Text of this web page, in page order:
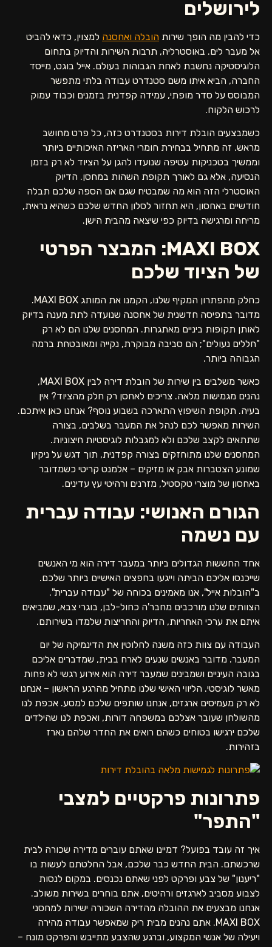
לירושלים
כדי להבין מה הופך שירות הובלה ואחסנה למצוין, כדאי להביט
אל מעבר לים. באוסטרליה, תרבות השירות והדיוק בתחום
הלוגיסטיקה נחשבת לאחת הגבוהות בעולם. אייל בוגט, מייסד
החברה, הביא איתו משם סטנדרט עבודה בלתי מתפשר
המבוסס על סדר מופתי, עמידה קפדנית בזמנים וכבוד עמוק
לרכוש הלקוח.
כשמבצעים הובלת דירות בסטנדרט כזה, כל פרט מחושב
מראש. זה מתחיל בבחירת חומרי האריזה האיכותיים ביותר
וממשיך בטכניקות עטיפה שנועדו להגן על הציוד לא רק בזמן
הנסיעה, אלא גם לאורך תקופת השהות במחסן. הדיוק
האוסטרלי הזה הוא מה שמבטיח שגם אם הספה שלכם תבלה
חודשיים באחסון, היא תחזור לסלון החדש שלכם כשהיא נראית,
מריחה ומרגישה בדיוק כפי שיצאה מהבית הישן.
MAXI BOX: המבצר הפרטי
של הציוד שלכם
כחלק מהפתרון המקיף שלנו, הקמנו את המותג MAXI BOX.
מדובר בתפיסה חדשנית של אחסנה שנועדה לתת מענה בדיוק
לאותן תקופות ביניים מאתגרות. המחסנים שלנו הם לא רק
"חללים נעולים"; הם סביבה מבוקרת, נקייה ומאובטחת ברמה
הגבוהה ביותר.
כאשר משלבים בין שירות של הובלת דירה לבין MAXI BOX,
נהנים מגמישות מלאה. צריכים לאחסן רק חלק מהציוד? אין
בעיה. תקופת השיפוץ התארכה בשבוע נוסף? אנחנו כאן איתכם.
השירות מאפשר לכם לנהל את המעבר בשלבים, בצורה
שתתאים לקצב שלכם ולא למגבלות לוגיסטיות חיצוניות.
המחסנים שלנו מתוחזקים בצורה קפדנית, תוך דגש על ניקיון
שמונע הצטברות אבק או מזיקים – אלמנט קריטי כשמדובר
באחסון של מוצרי טקסטיל, מזרנים ורהיטי עץ עדינים.
הגורם האנושי: עבודה עברית
עם נשמה
אחד החששות הגדולים ביותר במעבר דירה הוא מי האנשים
שייכנסו אליכם הביתה וייגעו בחפצים האישיים ביותר שלכם.
ב"הובלות אייל", אנו מאמינים בכוחה של "עבודה עברית".
הצוותים שלנו מורכבים מחבר'ה כחול-לבן, בוגרי צבא, שמביאים
איתם את ערכי האחריות, הדיוק והחריצות שלמדו בשירותם.
העבודה עם צוות כזה משנה לחלוטין את הדינמיקה של יום
המעבר. מדובר באנשים שנעים לארח בבית, שמדברים אליכם
בגובה העיניים ושמבינים שמעבר דירה הוא אירוע רגשי לא פחות
מאשר לוגיסטי. הליווי האישי שלנו מתחיל מהרגע הראשון – אנחנו
לא רק מעמיסים ארגזים, אנחנו שותפים שלכם למסע. אכפת לנו
מהשולחן שעובר אצלכם במשפחה דורות, ואכפת לנו שהילדים
שלכם ירגישו בטוחים כשהם רואים את החדר שלהם נארז
בזהירות.
פתרונות פרקטיים למצבי
"התפר"
איך זה עובד בפועל? דמיינו שאתם עוברים מדירה שכורה לבית
שרכשתם. הבית החדש כבר שלכם, אבל החלטתם לעשות בו
"ריענון" של צבע ופרקט לפני שאתם נכנסים. במקום לנסות
לצבוע מסביב לארגזים ורהיטים, אתם בוחרים בשירות משולב.
אנחנו מבצעים את ההובלה מהדירה השכורה ישירות למחסני
MAXI BOX. אתם נהנים מבית ריק שמאפשר עבודה מהירה
ויעילה של אנשי המקצוע, וברגע שהצבע מתייבש והפרקט מונח –